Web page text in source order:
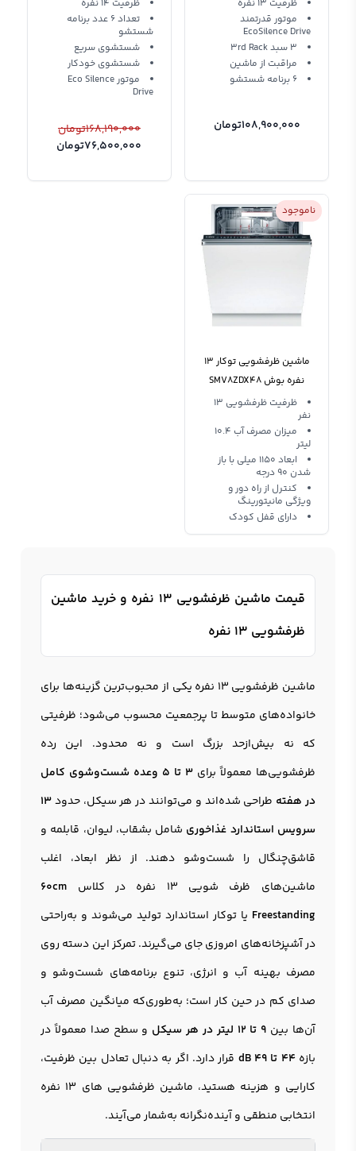
ظرفیت 13 نفره
موتور قدرتمند
EcoSilence Drive
3 سبد 3rd Rack
مراقبت از ماشین
6 برنامه شستشو
108,900,000تومان
ظرفیت 14 نفره
تعداد 6 عدد برنامه
شستشو
شستشوی سریع
شستشوی خودکار
موتور Eco Silence
Drive
76,500,000تومان
168,190,000تومان
ناموجود
ماشین ظرفشویی توکار 13
نفره بوش SMV8ZDX48
ظرفیت ظرفشویی 13
نفر
میزان مصرف آب 10.4
لیتر
ابعاد 1150 میلی‌ با باز
شدن 90 درجه
کنترل از راه دور و
ویژگی‌ مانیتورینگ
دارای قفل کودک
قیمت ماشین ظرفشویی 13 نفره و خرید ماشین
ظرفشویی 13 نفره
ماشین ظرفشویی 13 نفره
یکی از محبوب‌ترین گزینه‌ها برای
خانواده‌های متوسط تا پرجمعیت محسوب می‌شود؛ ظرفیتی
که نه بیش‌ازحد بزرگ است و نه محدود. این رده
ظرفشویی‌ها معمولاً برای
۳ تا ۵ وعده شست‌وشوی کامل
در هفته طراحی شده‌اند و می‌توانند در هر سیکل، حدود۱۳
سرویس استاندارد غذاخوری شامل بشقاب، لیوان، قابلمه و
قاشق‌چنگال را شست‌وشو دهند. از نظر ابعاد، اغلب
ماشین‌های ظرف شویی 13 نفره در کلاس
60cm
Freestanding یا توکار استاندارد تولید می‌شوند و به‌راحتی
در آشپزخانه‌های امروزی جای می‌گیرند. تمرکز این دسته روی
مصرف بهینه آب و انرژی، تنوع برنامه‌های شست‌وشو و
صدای کم در حین کار است؛ به‌طوری‌که میانگین مصرف آب
آن‌ها بین 9 تا 12 لیتر در هر سیکل
و سطح صدا معمولاً در
بازه44 تا 49 dB
قرار دارد. اگر به دنبال تعادل بین ظرفیت،
کارایی و هزینه هستید، ماشین ظرفشویی های 13 نفره
انتخابی منطقی و آینده‌نگرانه به‌شمار می‌آیند.